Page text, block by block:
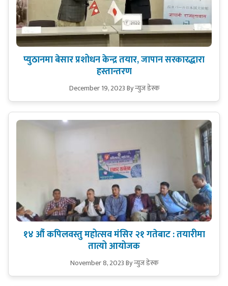
प्युठानमा बेसार प्रशोधन केन्द्र तयार, जापान सरकारद्धारा
हस्तान्तरण
December 19, 2023By न्युज डेस्क
१४ औं कपिलवस्तु महोत्सव मंसिर २१ गतेबाट : तयारीमा
तात्यो आयोजक
November 8, 2023By न्युज डेस्क